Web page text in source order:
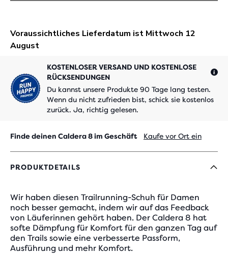
KOSTENLOSER VERSAND UND KOSTENLOSE
RÜCKSENDUNGEN
Du kannst unsere Produkte 90 Tage lang testen.
Wenn du nicht zufrieden bist, schick sie kostenlos
zurück. Ja, richtig gelesen.
Finde deinen Caldera 8 im Geschäft Kaufe vor Ort ein
PRODUKTDETAILS
Wir haben diesen Trailrunning-Schuh für Damen
noch besser gemacht, indem wir auf das Feedback
von Läuferinnen gehört haben. Der Caldera 8 hat
softe Dämpfung für Komfort für den ganzen Tag auf
den Trails sowie eine verbesserte Passform,
Ausführung und mehr Komfort.